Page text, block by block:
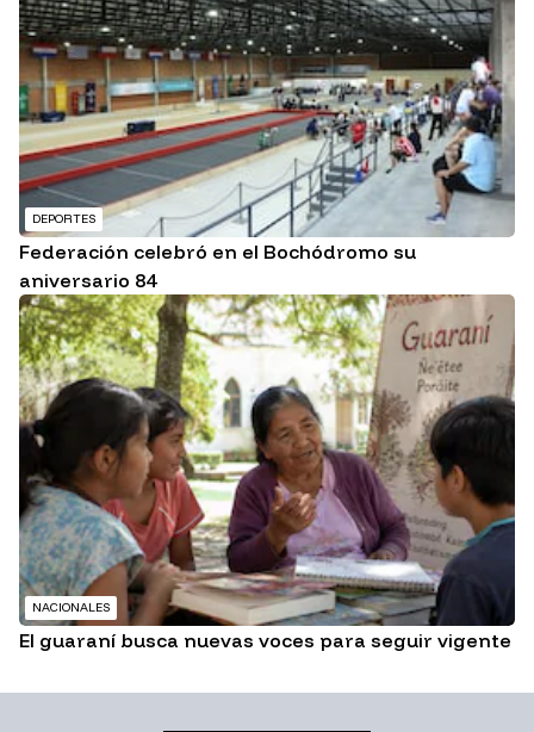
DEPORTES
Federación celebró en el Bochódromo su
aniversario 84
NACIONALES
El guaraní busca nuevas voces para seguir vigente